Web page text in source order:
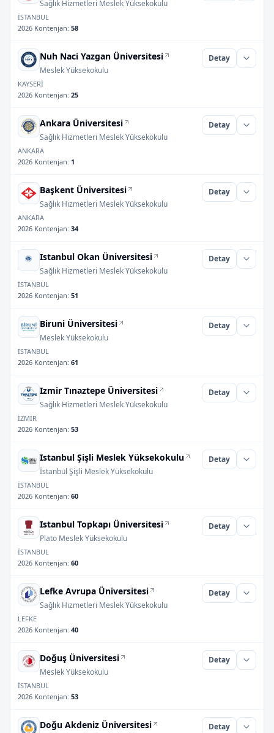
Sağlık Hizmetleri Meslek Yüksekokulu
İSTANBUL
2026 Kontenjan: 58
Nuh Naci Yazgan Üniversitesi
Meslek Yüksekokulu
Detay
KAYSERİ
2026 Kontenjan: 25
Ankara Üniversitesi
Sağlık Hizmetleri Meslek Yüksekokulu
Detay
ANKARA
2026 Kontenjan: 1
Başkent Üniversitesi
Sağlık Hizmetleri Meslek Yüksekokulu
Detay
ANKARA
2026 Kontenjan: 34
Istanbul Okan Üniversitesi
Sağlık Hizmetleri Meslek Yüksekokulu
Detay
İSTANBUL
2026 Kontenjan: 51
Biruni Üniversitesi
Meslek Yüksekokulu
Detay
İSTANBUL
2026 Kontenjan: 61
Izmir Tınaztepe Üniversitesi
Sağlık Hizmetleri Meslek Yüksekokulu
Detay
İZMİR
2026 Kontenjan: 53
Istanbul Şişli Meslek Yüksekokulu
İstanbul Şişli Meslek Yüksekokulu
Detay
İSTANBUL
2026 Kontenjan: 60
Istanbul Topkapı Üniversitesi
Plato Meslek Yüksekokulu
Detay
İSTANBUL
2026 Kontenjan: 60
Lefke Avrupa Üniversitesi
Sağlık Hizmetleri Meslek Yüksekokulu
Detay
LEFKE
2026 Kontenjan: 40
Doğuş Üniversitesi
Meslek Yüksekokulu
Detay
İSTANBUL
2026 Kontenjan: 53
Doğu Akdeniz Üniversitesi Detay